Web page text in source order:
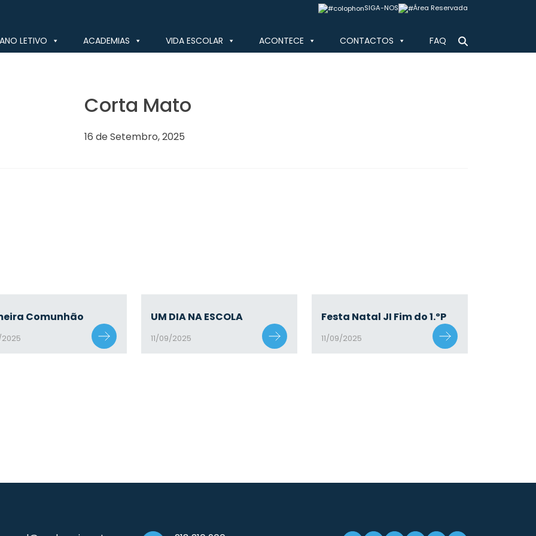
SIGA-NOS Área Reservada
ANO LETIVO ACADEMIAS VIDA ESCOLAR ACONTECE CONTACTOS FAQ
Corta Mato
16 de Setembro, 2025
Comunhão
2025
UM DIA NA ESCOLA
11/09/2025
Festa Natal JI Fim do 1.ºP
11/09/2025